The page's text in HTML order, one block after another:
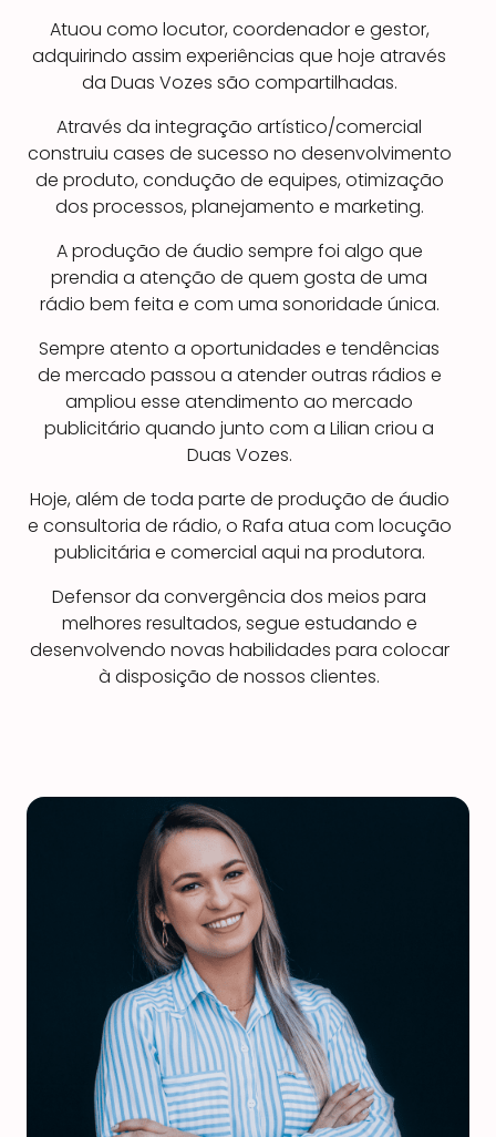
Atuou como locutor, coordenador e gestor,
adquirindo assim experiências que hoje através
da Duas Vozes são compartilhadas.
Através da integração artístico/comercial
construiu cases de sucesso no desenvolvimento
de produto, condução de equipes, otimização
dos processos, planejamento e marketing.
A produção de áudio sempre foi algo que
prendia a atenção de quem gosta de uma
rádio bem feita e com uma sonoridade única.
Sempre atento a oportunidades e tendências
de mercado passou a atender outras rádios e
ampliou esse atendimento ao mercado
publicitário quando junto com a Lilian criou a
Duas Vozes.
Hoje, além de toda parte de produção de áudio
e consultoria de rádio, o Rafa atua com locução
publicitária e comercial aqui na produtora.
Defensor da convergência dos meios para
melhores resultados, segue estudando e
desenvolvendo novas habilidades para colocar
à disposição de nossos clientes.